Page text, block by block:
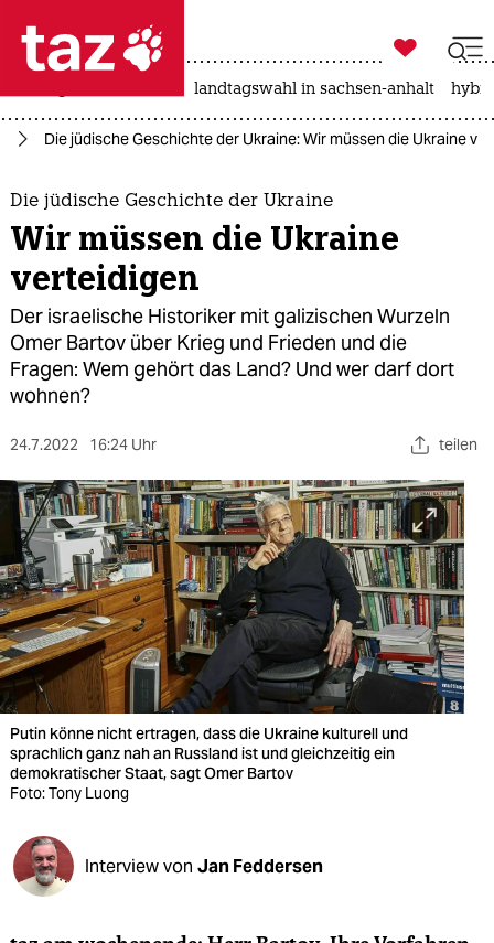
 taz zahl ich
taz zahl ich
themen
politik
öko
gesellschaft
kultur
sport
berlin
nord
wahrheit
verlag
verlag
veranstaltungen
shop
unterstützen

taz zahl ich
landtagswahl in sachsen-anhalt
Die jüdische Geschichte der Ukraine: Wir müssen die Ukraine
Die jüdische Geschichte der Ukraine
Wir müssen die Ukraine
verteidigen
Der israelische Historiker mit galizischen Wurzeln
Omer Bartov über Krieg und Frieden und die
Fragen: Wem gehört das Land? Und wer darf dort
wohnen?
24.7.2022 16:24 Uhr teilen
Putin könne nicht ertragen, dass die Ukraine kulturell und
sprachlich ganz nah an Russland ist und gleichzeitig ein
demokratischer Staat, sagt Omer Bartov
Foto: Tony Luong
Interview von Jan Feddersen